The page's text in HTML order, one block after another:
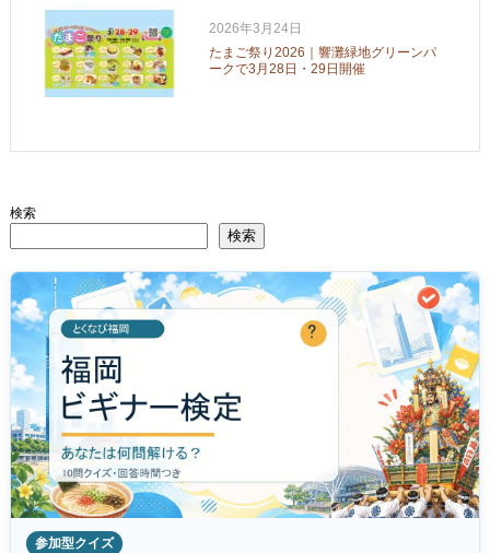
2026年3月24日
たまご祭り2026｜響灘緑地グリーンパ
ークで3月28日・29日開催
検索
検索
参加型クイズ